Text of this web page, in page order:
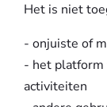
Het is niet
- onjuiste of
- het platform
activiteiten